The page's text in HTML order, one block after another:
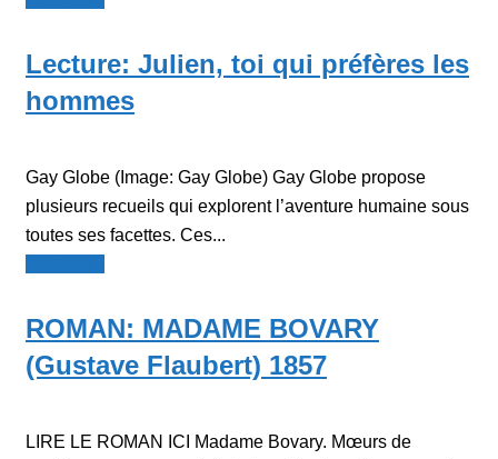
Lecture: Julien, toi qui préfères les
hommes
Gay Globe (Image: Gay Globe) Gay Globe propose
plusieurs recueils qui explorent l’aventure humaine sous
toutes ses facettes. Ces...
ROMAN: MADAME BOVARY
(Gustave Flaubert) 1857
LIRE LE ROMAN ICI Madame Bovary. Mœurs de